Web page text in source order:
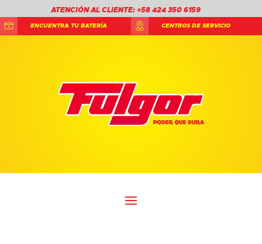
ATENCIÓN AL CLIENTE: +58 424 350 6159
ENCUENTRA TU BATERÍA CENTROS DE SERVICIO